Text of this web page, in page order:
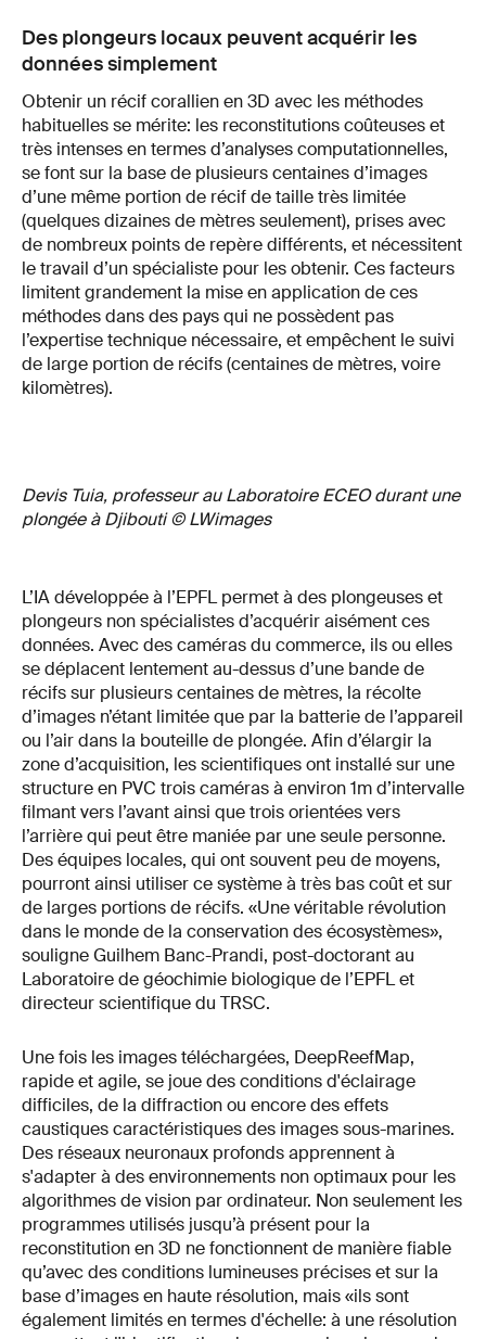
Des plongeurs locaux peuvent acquérir les
données simplement
Obtenir un récif corallien en 3D avec les méthodes
habituelles se mérite: les reconstitutions coûteuses et
très intenses en termes d’analyses computationnelles,
se font sur la base de plusieurs centaines d’images
d’une même portion de récif de taille très limitée
(quelques dizaines de mètres seulement), prises avec
de nombreux points de repère différents, et nécessitent
le travail d’un spécialiste pour les obtenir. Ces facteurs
limitent grandement la mise en application de ces
méthodes dans des pays qui ne possèdent pas
l’expertise technique nécessaire, et empêchent le suivi
de large portion de récifs (centaines de mètres, voire
kilomètres).
Devis Tuia, professeur au Laboratoire ECEO durant une
plongée à Djibouti © LWimages
L’IA développée à l’EPFL permet à des plongeuses et
plongeurs non spécialistes d’acquérir aisément ces
données. Avec des caméras du commerce, ils ou elles
se déplacent lentement au-dessus d’une bande de
récifs sur plusieurs centaines de mètres, la récolte
d’images n’étant limitée que par la batterie de l’appareil
ou l’air dans la bouteille de plongée. Afin d’élargir la
zone d’acquisition, les scientifiques ont installé sur une
structure en PVC trois caméras à environ 1m d’intervalle
filmant vers l’avant ainsi que trois orientées vers
l’arrière qui peut être maniée par une seule personne.
Des équipes locales, qui ont souvent peu de moyens,
pourront ainsi utiliser ce système à très bas coût et sur
de larges portions de récifs. «Une véritable révolution
dans le monde de la conservation des écosystèmes»,
souligne Guilhem Banc-Prandi, post-doctorant au
Laboratoire de géochimie biologique de l’EPFL et
directeur scientifique du TRSC.
Une fois les images téléchargées, DeepReefMap,
rapide et agile, se joue des conditions d'éclairage
difficiles, de la diffraction ou encore des effets
caustiques caractéristiques des images sous-marines.
Des réseaux neuronaux profonds apprennent à
s'adapter à des environnements non optimaux pour les
algorithmes de vision par ordinateur. Non seulement les
programmes utilisés jusqu’à présent pour la
reconstitution en 3D ne fonctionnent de manière fiable
qu’avec des conditions lumineuses précises et sur la
base d’images en haute résolution, mais «ils sont
également limités en termes d'échelle: à une résolution